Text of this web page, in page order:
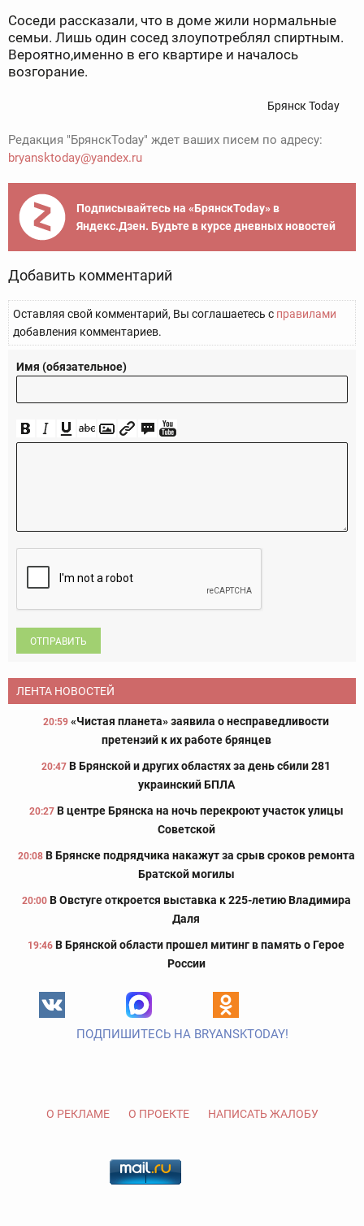
Соседи рассказали, что в доме жили нормальные
семьи. Лишь один сосед злоупотреблял спиртным.
Вероятно,именно в его квартире и началось
возгорание.
Брянск Today
Редакция "БрянскToday" ждет ваших писем по адресу:
bryansktoday@yandex.ru
Подписывайтесь на «БрянскToday» в
Яндекс.Дзен. Будьте в курсе дневных новостей
Добавить комментарий
Оставляя свой комментарий, Вы соглашаетесь с правилами
добавления комментариев.
Имя (обязательное)
ОТПРАВИТЬ
ЛЕНТА НОВОСТЕЙ
20:59 «Чистая планета» заявила о несправедливости
претензий к их работе брянцев
20:47 В Брянской и других областях за день сбили 281
украинский БПЛА
20:27 В центре Брянска на ночь перекроют участок улицы
Советской
20:08 В Брянске подрядчика накажут за срыв сроков ремонта
Братской могилы
20:00 В Овстуге откроется выставка к 225-летию Владимира
Даля
19:46 В Брянской области прошел митинг в память о Герое
России
ПОДПИШИТЕСЬ НА BRYANSKTODAY!
О РЕКЛАМЕ О ПРОЕКТЕ НАПИСАТЬ ЖАЛОБУ